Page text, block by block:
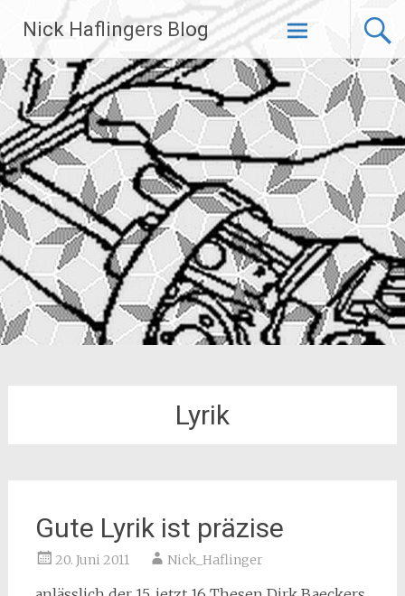
Inhalt
springen
Nick Haflingers Blog
Lyrik
Gute Lyrik ist präzise
20. Juni 2011 Nick_Haflinger